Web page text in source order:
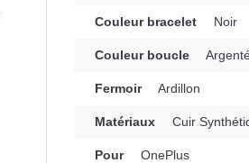
Couleur bracelet Noir
Couleur boucle
Fermoir Ardillon
Matériaux Cuir
Pour OnePlus